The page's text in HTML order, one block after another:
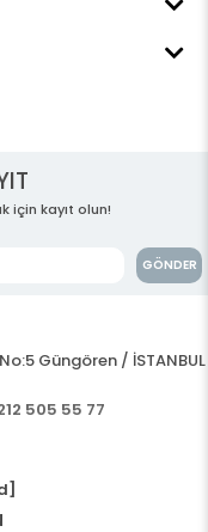
için kayıt olun!
GÖNDER
Güngören / İSTANBUL
505 55 77